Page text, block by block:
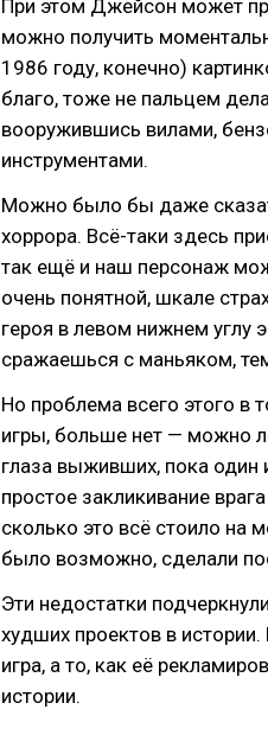
При этом Джейсон может
можно получить
1986 году, конечно)
благо, тоже не пальцем
вооружившись вилами,
инструментами.
Можно было бы даже
хоррора. Всё-таки здесь
так ещё и наш персонаж
очень понятной, шкале
героя в левом нижнем углу
сражаешься с маньяком,
Но проблема всего этого в
игры, больше нет — можно
глаза выживших, пока
простое закликивание
сколько это всё стоило на
было возможно, сделали
Эти недостатки
худших проектов в
игра, а то, как её
истории.